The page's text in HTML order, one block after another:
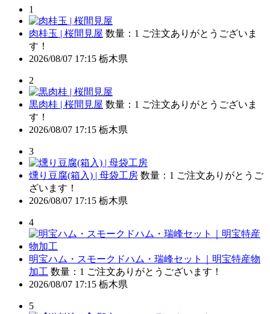
1
肉桂玉 | 桜間見屋 数量：1 ご注文ありがとうございま
す！
2026/08/07 17:15 栃木県
2
黒肉桂 | 桜間見屋 数量：1 ご注文ありがとうございま
す！
2026/08/07 17:15 栃木県
3
燻り豆腐(箱入) | 母袋工房 数量：1 ご注文ありがとうご
ざいます！
2026/08/07 17:15 栃木県
4
明宝ハム・スモークドハム・瑞峰セット｜明宝特産物
加工 数量：1 ご注文ありがとうございます！
2026/08/07 17:15 栃木県
5